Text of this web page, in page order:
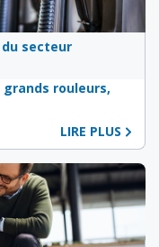
secteur
grands rouleurs,
LIRE PLUS